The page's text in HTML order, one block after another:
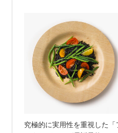
究極的に実用性を重視した「